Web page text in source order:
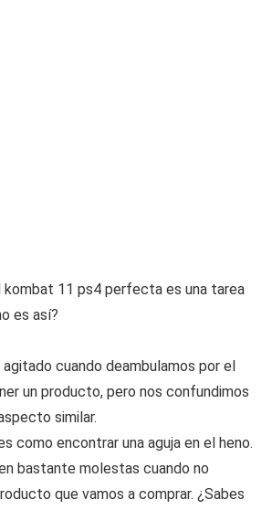
kombat 11 ps4 perfecta es una tarea
es así?
cuando deambulamos por el
un producto, pero nos confundimos
similar.
como encontrar una aguja en el heno.
bastante molestas cuando no
que vamos a comprar. ¿Sabes